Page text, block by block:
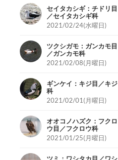
セイタカシギ：チドリ目
／セイタカシギ科
2021/02/24(水曜日)
ツクシガモ：ガンカモ目
／ガンカモ科
2021/02/08(月曜日)
ギンケイ：キジ目／キジ
科
2021/02/01(月曜日)
オオコノハズク：フクロ
ウ目／フクロウ科
2021/01/25(月曜日)